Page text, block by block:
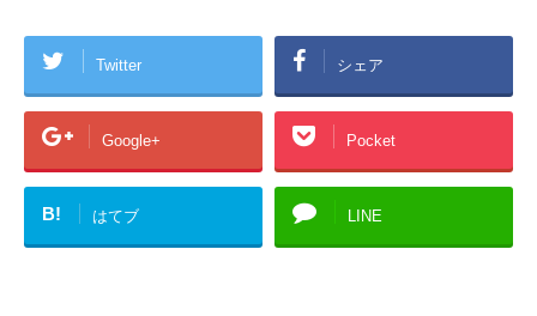
Twitter シェア
Google+ Pocket
B! はてブ LINE